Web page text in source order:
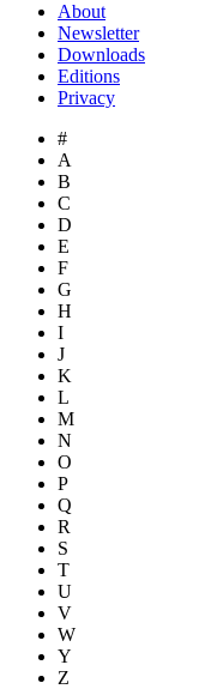
About
Newsletter
Downloads
Editions
Privacy
#
A
B
C
D
E
F
G
H
I
J
K
L
M
N
O
P
Q
R
S
T
U
V
W
Y
Z